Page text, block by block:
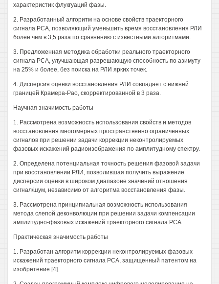
характеристик флукгуаций фазы.
2. Разработанный алгоритм на основе свойств траекторного
сигнала РСА, позволяющий уменьшить время восстановления РЛИ
более чем в 3,5 раза по сравнению с известными алгоритмами.
3. Предложенная методика обработки реального траекторного
сигнала РСА, улучшающая разрешающую способность по азимуту
на 25% и более, без поиска на РЛИ ярких точек.
4. Дисперсия оценки восстановления РЛИ совпадает с нижней
границей Крамера-Рао, скорректированной в 3 раза.
Научная значимость работы
1. Рассмотрена возможность использования свойств и методов
восстановления многомерных пространственно ограниченных
сигналов при решении задачи коррекции неконтролируемых
фазовых искажений радиоизображения по амплитудному спектру.
2. Определена потенциальная точность решения фазовой задачи
при восстановлении РЛИ, позволившая получить выражение
дисперсии оценки в широком диапазоне значений отношения
сигнал/шум, независимо от алгоритма восстановления фазы.
3. Рассмотрена принципиальная возможность использования
метода слепой деконволюции при решении задачи компенсации
амплитудно-фазовых искажений траекторного сигнала РСА.
Практическая значимость работы
1. Разработан алгоритм коррекции неконтролируемых фазовых
искажений траекторного сигнала РСА, защищенный патентом на
изобретение [4].